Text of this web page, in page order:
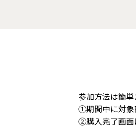
参加方法は簡単
①期間中に対象
②購入完了画面